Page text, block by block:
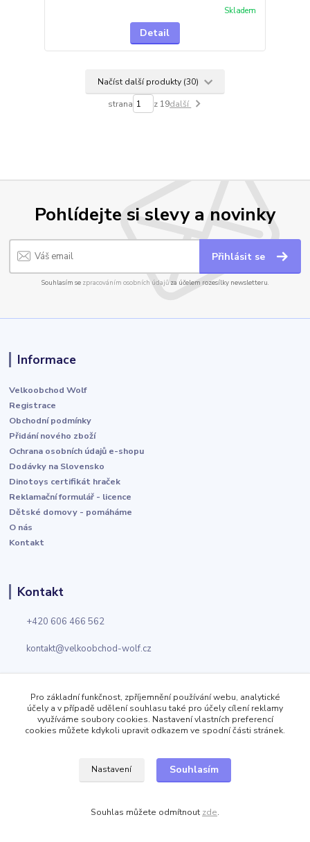
Skladem
Detail
Načíst další produkty (30)
strana z 19další
Pohlídejte si slevy a novinky
Přihlásit se
Souhlasím se zpracováním osobních údajůza účelem rozesílky newsletteru.
Informace
Velkoobchod Wolf
Registrace
Obchodní podmínky
Přidání nového zboží
Ochrana osobních údajů e-shopu
Dodávky na Slovensko
Dinotoys certifikát hraček
Reklamační formulář - licence
Dětské domovy - pomáháme
O nás
Kontakt
Kontakt
+420 606 466 562
kontakt@velkoobchod-wolf.cz
+420 725 924 868
kontakt@velkoobchod-obuvi.cz
Pro základní funkčnost, zpříjemnění používání webu, analytické
účely a v případě udělení souhlasu také pro účely cílení reklamy
využíváme soubory cookies. Nastavení vlastních preferencí
cookies můžete kdykoli upravit odkazem ve spodní části stránek.
Nastavení Souhlasím
Souhlas můžete odmítnout zde.